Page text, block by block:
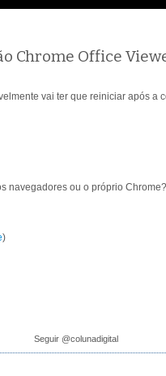
Chrome Office
vai ter que reiniciar após a
navegadores ou o próprio
)
Seguir @colunadigital